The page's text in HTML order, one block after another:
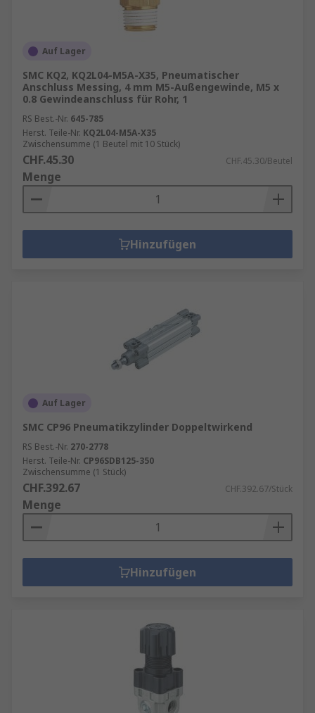
Auf Lager
SMC KQ2, KQ2L04-M5A-X35, Pneumatischer
Anschluss Messing, 4 mm M5-Außengewinde, M5 x
0.8 Gewindeanschluss für Rohr, 1
RS Best.-Nr. 645-785
Herst. Teile-Nr. KQ2L04-M5A-X35
Zwischensumme (1 Beutel mit 10 Stück)
CHF.45.30 CHF.45.30/Beutel
Menge
Hinzufügen
Auf Lager
SMC CP96 Pneumatikzylinder Doppeltwirkend
RS Best.-Nr. 270-2778
Herst. Teile-Nr. CP96SDB125-350
Zwischensumme (1 Stück)
CHF.392.67 CHF.392.67/Stück
Menge
Hinzufügen